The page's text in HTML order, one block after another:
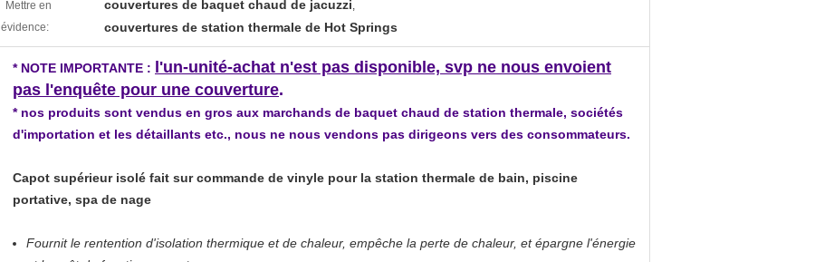
Mettre en
évidence:
couvertures de baquet chaud de jacuzzi,
couvertures de station thermale de Hot Springs
* NOTE IMPORTANTE :
l'un-unité-achat n'est pas disponible, svp ne nous envoient
pas l'enquête pour une couverture.
* nos produits sont vendus en gros aux marchands de baquet chaud de station thermale, sociétés
d'importation et les détaillants etc., nous ne nous vendons pas dirigeons vers des consommateurs.
Capot supérieur isolé fait sur commande de vinyle pour la station thermale de bain, piscine
portative, spa de nage
Fournit le rentention d'isolation thermique et de chaleur, empêche la perte de chaleur, et épargne l'énergie